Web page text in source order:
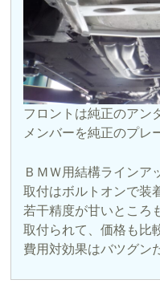
フロントは純正のアン
メンバーを純正のプレ
ＢＭＷ用結構ラインア
取付はボルトオンで装
若干精度が甘いところ
取付られて、価格も比
費用対効果はバツグン